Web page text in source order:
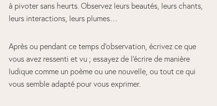
à pivoter sans heurts. Observez leurs beautés, leurs chants,
leurs interactions, leurs plumes…
Après ou pendant ce temps d’observation, écrivez ce que
vous avez ressenti et vu ; essayez de l’écrire de manière
ludique comme un poème ou une nouvelle, ou tout ce qui
vous semble adapté pour vous exprimer.